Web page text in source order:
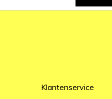
Klantenservice